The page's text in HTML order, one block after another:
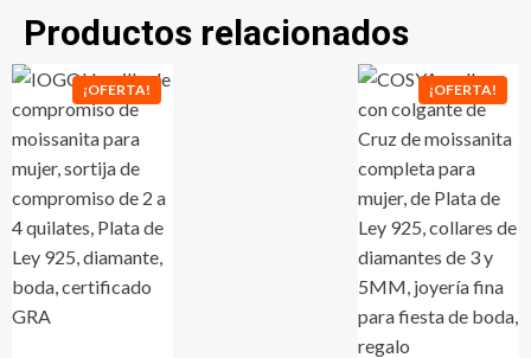
Productos relacionados
¡OFERTA! ¡OFERTA!